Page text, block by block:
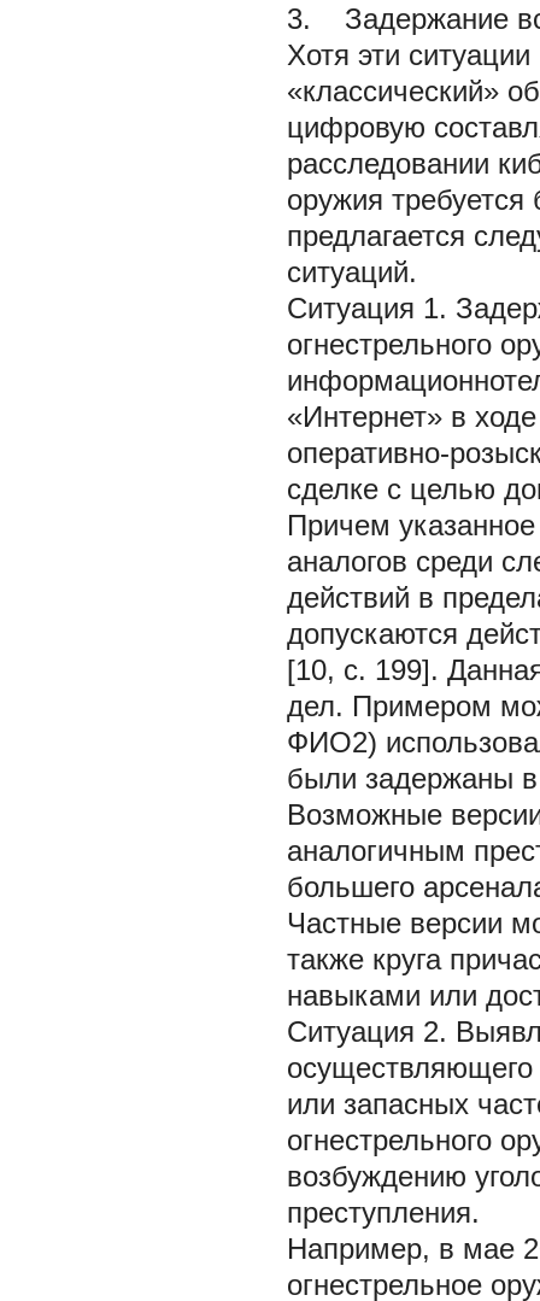
3. Задержание
Хотя эти
«классический»
цифровую
расследовании
оружия требуется
предлагается
ситуаций.
Ситуация 1.
огнестрельного
«Интернет» в
оперативно-
сделке с целью
Причем
аналогов среди
действий в
допускаются
[10, с. 199].
дел. Примером
ФИО2)
были задержаны
Возможные
аналогичным
большего
Частные версии
также круга
навыками или
Ситуация 2.
осуществляющего
или запасных
огнестрельного
возбуждению
преступления.
Например, в мае
огнестрельное